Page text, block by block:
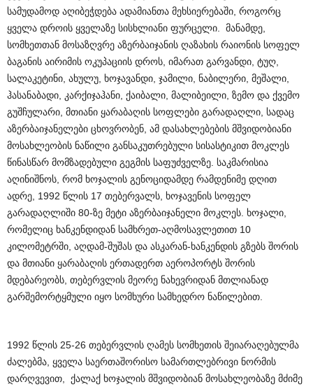
სამუდამოდ აღიბეჭდება ადამიანთა მეხსიერებაში, როგორც
ყველა დროის ყველაზე სისხლიანი ფურცელი. მანამდე,
სომხეთთან მოსაზღვრე აზერბაიჯანის ღაზახის რაიონის სოფელ
ბაგანის აირიმის ოკუპაციის დროს, იმარათ გარვანდი, ტუღ,
სალაკეტინი, ახულუ, ხოჯავანდი, ჯამილი, ნაბილერი, მეშალი,
ჰასანაბადი, კარქიჯაჰანი, ქაიბალი, მალიბეილი, ზემო და ქვემო
გუშჩულარი, მთიანი ყარაბაღის სოფლები გარადაღლი, სადაც
აზერბაიჯანელები ცხოვრობენ, ამ დასახლებების მშვიდობიანი
მოსახლეობის ნაწილი განსაკუთრებული სისასტიკით მოკლეს
წინასწარ მომზადებული გეგმის საფუძველზე. საკმარისია
აღინიშნოს, რომ ხოჯალის გენოციდამდე რამდენიმე დღით
ადრე, 1992 წლის 17 თებერვალს, ხოჯავენის სოფელ
გარადაღლიში 80-ზე მეტი აზერბაიჯანელი მოკლეს. ხოჯალი,
რომელიც ხანკენდიდან სამხრეთ-აღმოსავლეთით 10
კილომეტრში, აღდამ-შუშას და ასკარან-ხანკენდის გზებს შორის
და მთიანი ყარაბაღის ერთადერთ აეროპორტს შორის
მდებარეობს, თებერვლის მეორე ნახევრიდან მთლიანად
გარშემორტყმული იყო სომხური სამხედრო ნაწილებით.
1992 წლის 25-26 თებერვლის ღამეს სომხეთის შეიარაღებულმა
ძალებმა, ყველა საერთაშორისო სამართლებრივი ნორმის
დარღვევით, ქალაქ ხოჯალის მშვიდობიან მოსახლეობაზე მძიმე